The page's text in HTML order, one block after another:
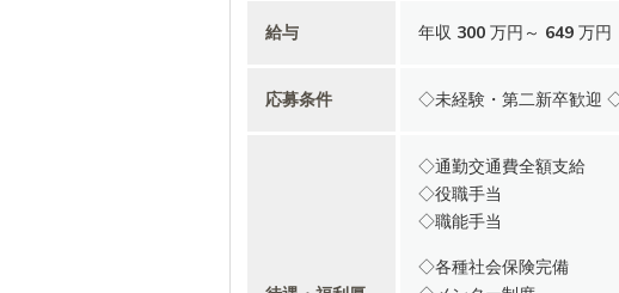
給与 年収 300 万円～ 649 万
応募条件 ◇未経験・第二新卒歓迎
◇通勤交通費全額支給
◇役職手当
◇職能手当
◇各種社会保険完備